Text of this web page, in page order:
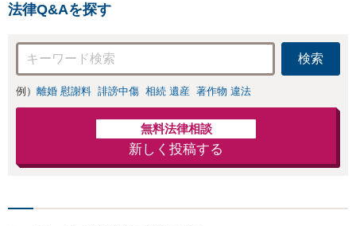
法律Q&Aを探す
検索
例） 離婚 慰謝料 誹謗中傷 相続 遺産 著作物 違法
無料法律相談
新しく投稿する